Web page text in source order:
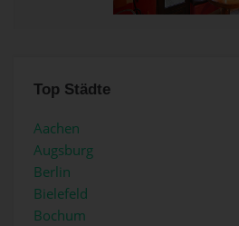
Top Städte
Aachen
Augsburg
Berlin
Bielefeld
Bochum